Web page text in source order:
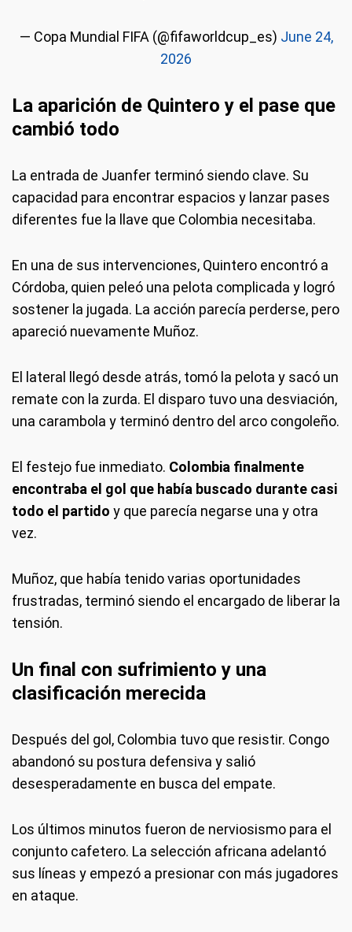
— Copa Mundial FIFA (@fifaworldcup_es) June 24,
2026
La aparición de Quintero y el pase que
cambió todo
La entrada de Juanfer terminó siendo clave. Su
capacidad para encontrar espacios y lanzar pases
diferentes fue la llave que Colombia necesitaba.
En una de sus intervenciones, Quintero encontró a
Córdoba, quien peleó una pelota complicada y logró
sostener la jugada. La acción parecía perderse, pero
apareció nuevamente Muñoz.
El lateral llegó desde atrás, tomó la pelota y sacó un
remate con la zurda. El disparo tuvo una desviación,
una carambola y terminó dentro del arco congoleño.
El festejo fue inmediato. Colombia finalmente
encontraba el gol que había buscado durante casi
todo el partido y que parecía negarse una y otra
vez.
Muñoz, que había tenido varias oportunidades
frustradas, terminó siendo el encargado de liberar la
tensión.
Un final con sufrimiento y una
clasificación merecida
Después del gol, Colombia tuvo que resistir. Congo
abandonó su postura defensiva y salió
desesperadamente en busca del empate.
Los últimos minutos fueron de nerviosismo para el
conjunto cafetero. La selección africana adelantó
sus líneas y empezó a presionar con más jugadores
en ataque.